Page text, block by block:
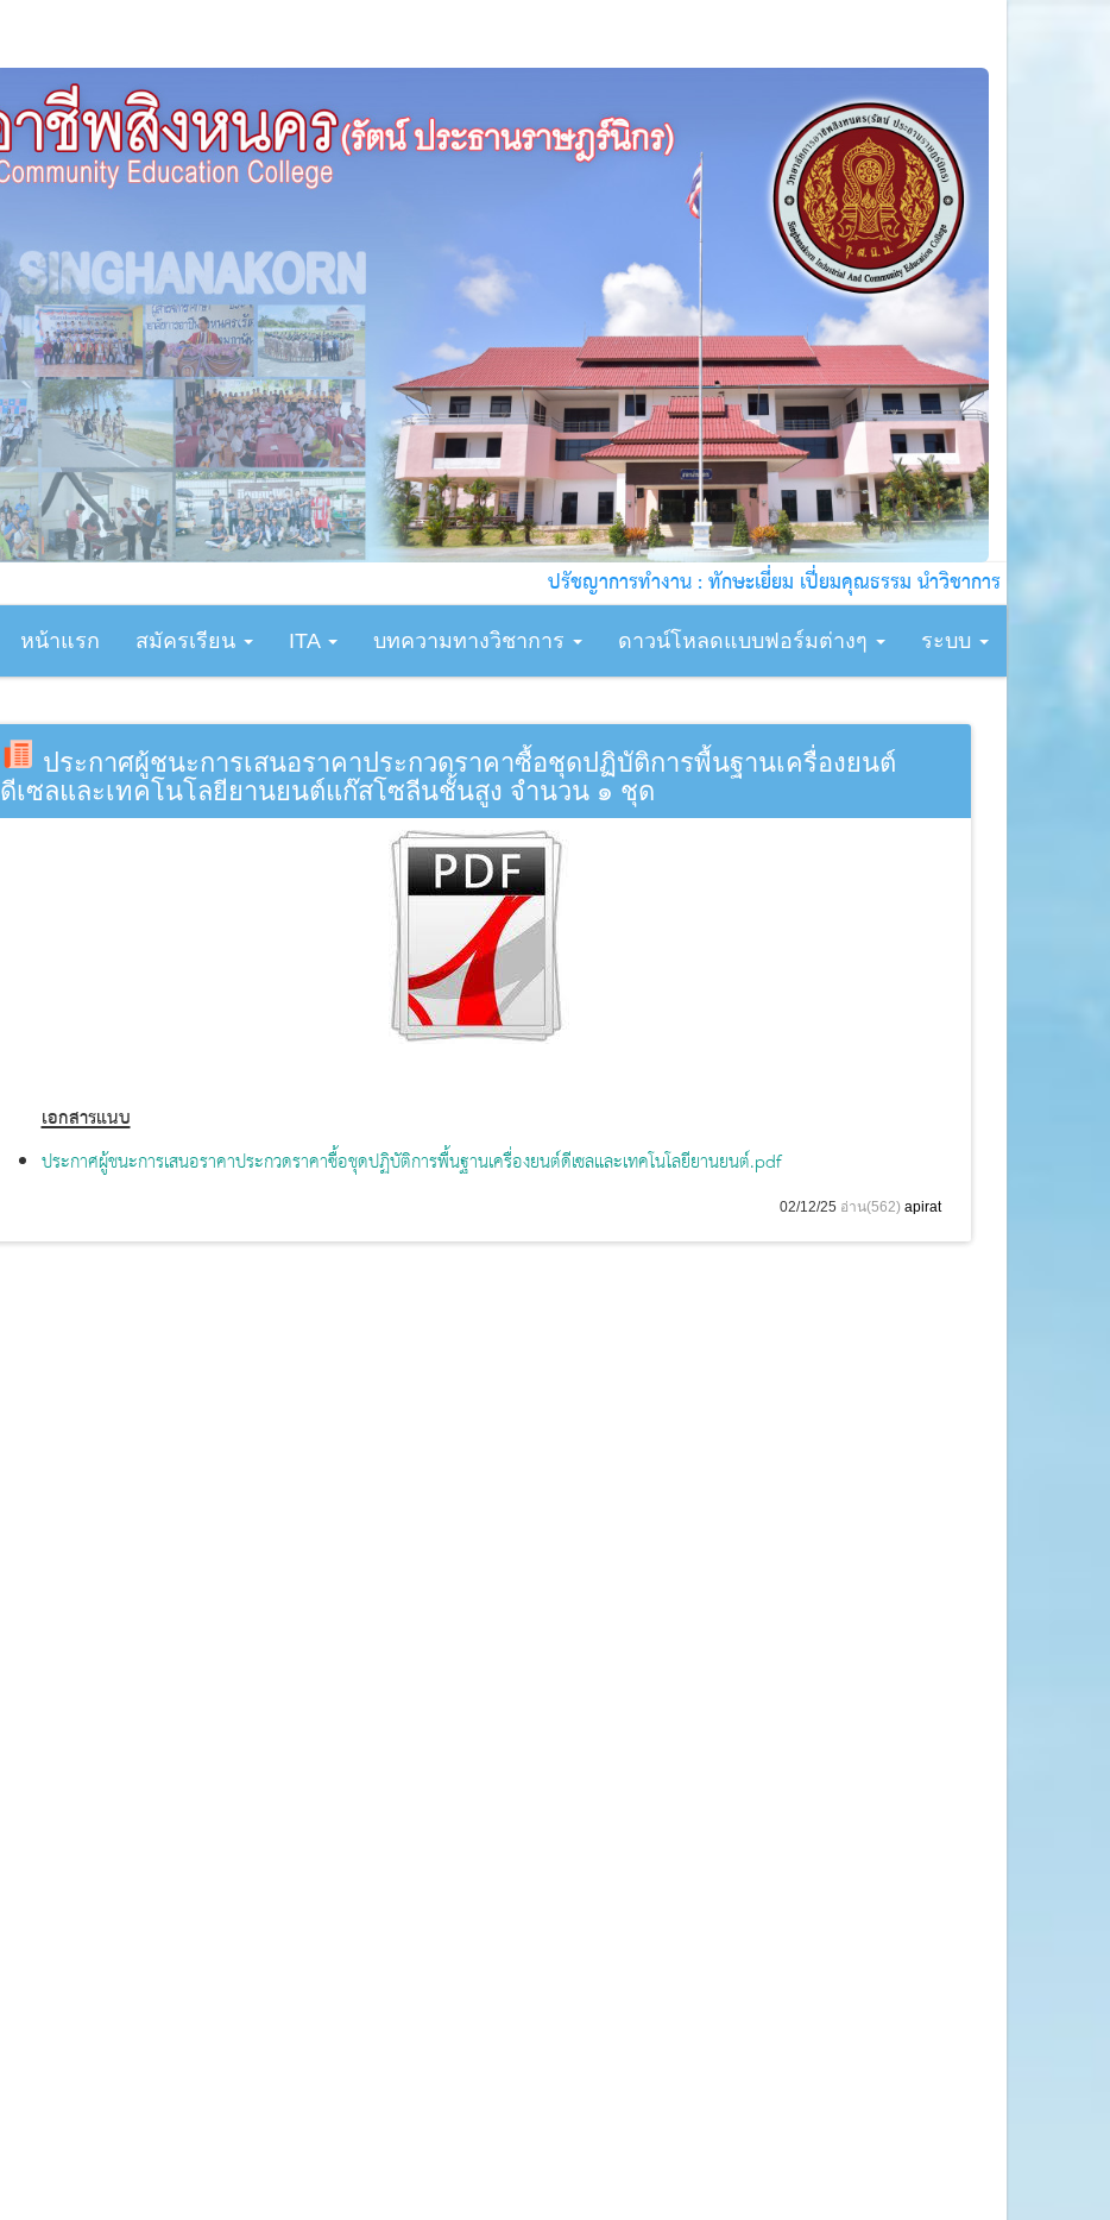
ปรัชญาการทำงาน : ทักษะเยี่ยม เปี่ยมคุณธรรม นำวิชาการ บริการชุมชน !!!
หน้าแรก สมัครเรียน ITA บทความทางวิชาการ ดาวน์โหลดแบบฟอร์มต่างๆ ระบบ
ประกาศผู้ชนะการเสนอราคาประกวดราคาซื้อชุดปฏิบัติการพื้นฐานเครื่องยนต์
ดีเซลและเทคโนโลยียานยนต์แก๊สโซลีนชั้นสูง จำนวน ๑ ชุด
เอกสารแนบ
ประกาศผู้ชนะการเสนอราคาประกวดราคาซื้อชุดปฏิบัติการพื้นฐานเครื่องยนต์ดีเซลและเทคโนโลยียานยนต์.pdf
02/12/25 อ่าน(562) apirat